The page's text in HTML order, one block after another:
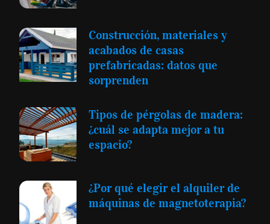
Construcción, materiales y
acabados de casas
prefabricadas: datos que
sorprenden
Tipos de pérgolas de madera:
¿cuál se adapta mejor a tu
espacio?
¿Por qué elegir el alquiler de
máquinas de magnetoterapia?